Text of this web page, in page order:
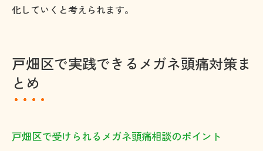
化していくと考えられます。
戸畑区で実践できるメガネ頭痛対策ま
とめ
戸畑区で受けられるメガネ頭痛相談のポイント